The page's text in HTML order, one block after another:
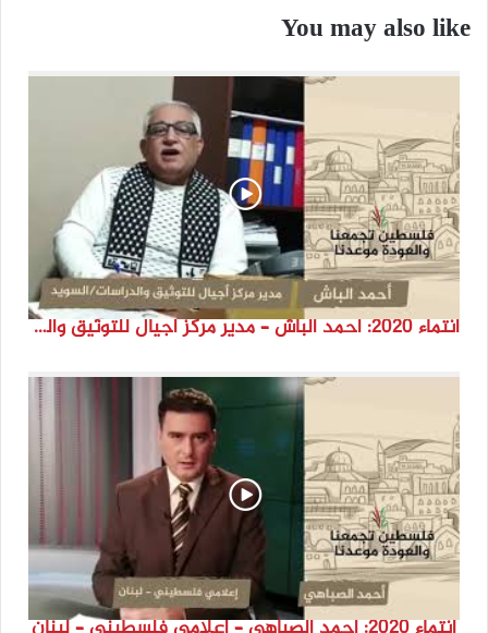
You may also like
انتماء 2020: أحمد الباش – مدير مركز أجيال للتوثيق والدراسات – السويد